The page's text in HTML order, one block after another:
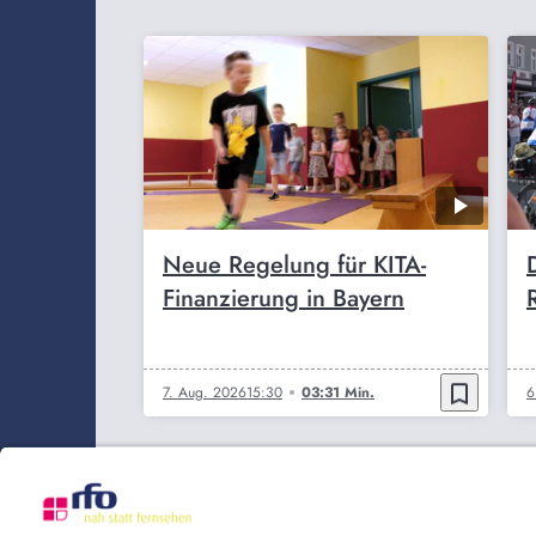
Neue Regelung für KITA-
Finanzierung in Bayern
7. Aug. 202615:30 03:31 Min. bookmark_border